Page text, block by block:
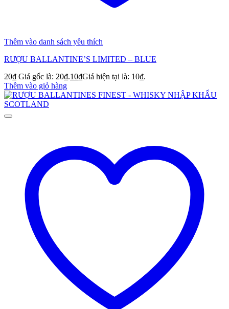
Thêm vào danh sách yêu thích
RƯỢU BALLANTINE’S LIMITED – BLUE
20₫ Giá gốc là: 20₫.10₫Giá hiện tại là: 10₫.
Thêm vào giỏ hàng